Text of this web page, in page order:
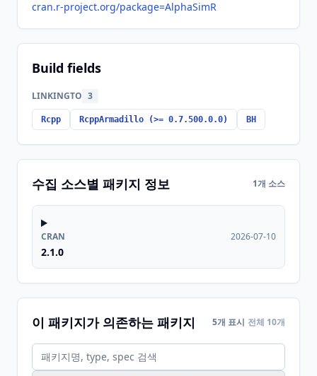
cran.r-project.org/package=AlphaSimR
Build fields
LINKINGTO 3
Rcpp RcppArmadillo (>= 0.7.500.0.0) BH
수집 소스별 패키지 정보 1개 소스
CRAN
2.1.0
2026-07-10
이 패키지가 의존하는 패키지 5개 표시 전체 10개